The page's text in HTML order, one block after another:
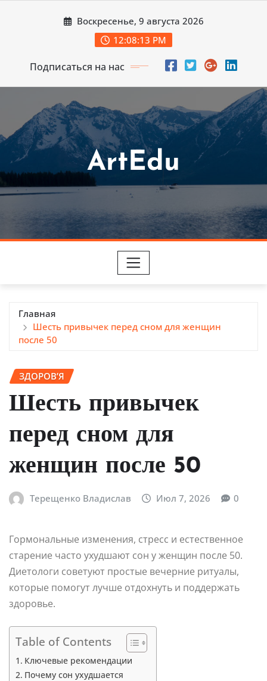
Воскресенье, 9 августа 2026
12:08:15 PM
Подписаться на нас
ArtEdu
Главная
Шесть привычек перед сном для женщин
после 50
ЗДОРОВ’Я
Шесть привычек
перед сном для
женщин после 50
Терещенко Владислав Июл 7, 2026 0
Гормональные изменения, стресс и естественное
старение часто ухудшают сон у женщин после 50.
Диетологи советуют простые вечерние ритуалы,
которые помогут лучше отдохнуть и поддержать
здоровье.
Table of Contents
Ключевые рекомендации
Почему сон ухудшается